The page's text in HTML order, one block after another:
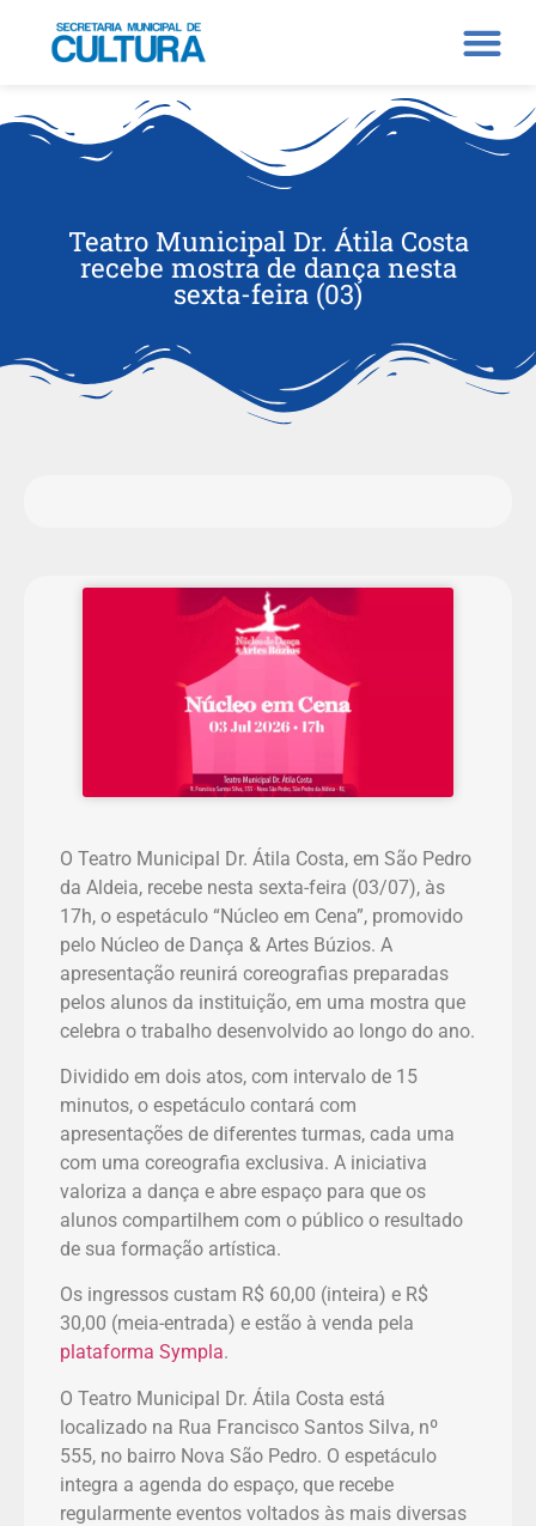
Teatro Municipal Dr. Átila Costa
recebe mostra de dança nesta
sexta-feira (03)
O Teatro Municipal Dr. Átila Costa, em São Pedro
da Aldeia, recebe nesta sexta-feira (03/07), às
17h, o espetáculo “Núcleo em Cena”, promovido
pelo Núcleo de Dança & Artes Búzios. A
apresentação reunirá coreografias preparadas
pelos alunos da instituição, em uma mostra que
celebra o trabalho desenvolvido ao longo do ano.
Dividido em dois atos, com intervalo de 15
minutos, o espetáculo contará com
apresentações de diferentes turmas, cada uma
com uma coreografia exclusiva. A iniciativa
valoriza a dança e abre espaço para que os
alunos compartilhem com o público o resultado
de sua formação artística.
Os ingressos custam R$ 60,00 (inteira) e R$
30,00 (meia-entrada) e estão à venda pela
plataforma Sympla.
O Teatro Municipal Dr. Átila Costa está
localizado na Rua Francisco Santos Silva, nº
555, no bairro Nova São Pedro. O espetáculo
integra a agenda do espaço, que recebe
regularmente eventos voltados às mais diversas